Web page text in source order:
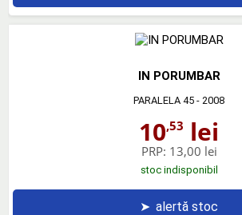
IN PORUMBAR
PARALELA 45 - 2008
10,53 lei
PRP: 13,00 lei
stoc indisponibil
➤ alertă stoc